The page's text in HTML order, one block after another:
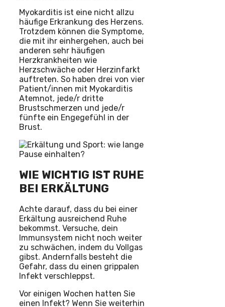
Myokarditis ist eine nicht allzu
häufige Erkrankung des Herzens.
Trotzdem können die Symptome,
die mit ihr einhergehen, auch bei
anderen sehr häufigen
Herzkrankheiten wie
Herzschwäche oder Herzinfarkt
auftreten. So haben drei von vier
Patient/innen mit Myokarditis
Atemnot, jede/r dritte
Brustschmerzen und jede/r
fünfte ein Engegefühl in der
Brust.
WIE WICHTIG IST RUHE
BEI ERKÄLTUNG
Achte darauf, dass du bei einer
Erkältung ausreichend Ruhe
bekommst. Versuche, dein
Immunsystem nicht noch weiter
zu schwächen, indem du Vollgas
gibst. Andernfalls besteht die
Gefahr, dass du einen grippalen
Infekt verschleppst.
Vor einigen Wochen hatten Sie
einen Infekt? Wenn Sie weiterhin